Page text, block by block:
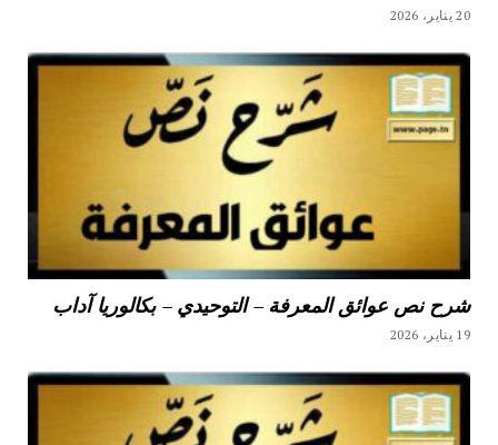
20 يناير، 2026
شرح نص عوائق المعرفة – التوحيدي – بكالوريا آداب
19 يناير، 2026